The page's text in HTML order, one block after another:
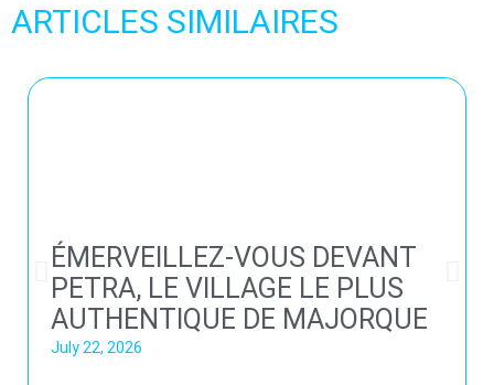
ARTICLES SIMILAIRES
ÉMERVEILLEZ-VOUS DEVANT
PETRA, LE VILLAGE LE PLUS
AUTHENTIQUE DE MAJORQUE
July 22, 2026